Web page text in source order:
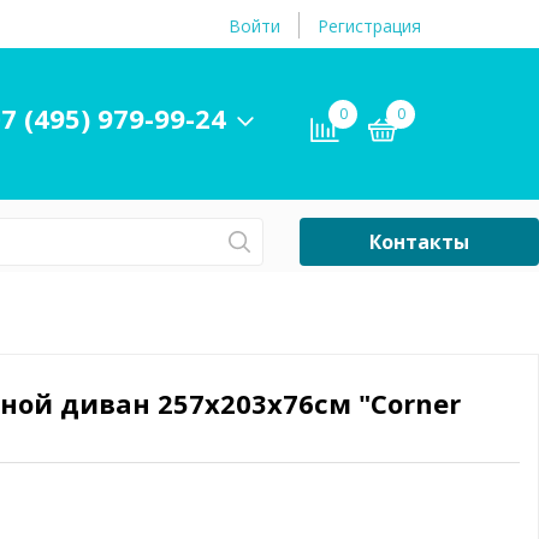
Войти Регистрация
(495) 979-99-24 0 0
принадлежности
Контакты
диван 257х203х76см "Corner